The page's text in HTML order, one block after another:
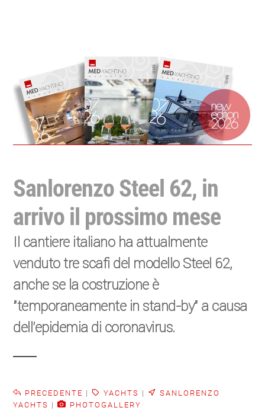
Sanlorenzo Steel 62, in
arrivo il prossimo mese
Il cantiere italiano ha attualmente
venduto tre scafi del modello Steel 62,
anche se la costruzione è
"temporaneamente in stand-by" a causa
dell’epidemia di coronavirus.
PRECEDENTE | YACHTS |
SANLORENZO
YACHTS | PHOTOGALLERY